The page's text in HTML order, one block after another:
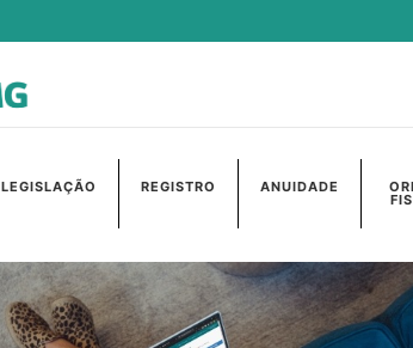
LEGISLAÇÃO REGISTRO ANUIDADE